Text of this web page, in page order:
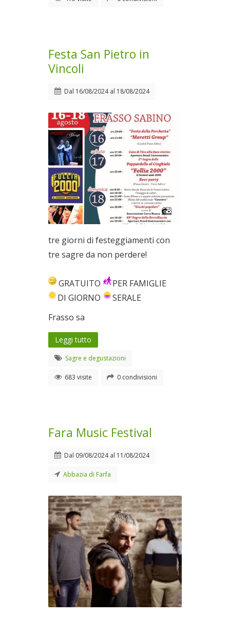
Festa San Pietro in
Vincoli
Dal 16/08/2024al 18/08/2024
tre giorni di festeggiamenti con
tre sagre da non perdere!
GRATUITO
PER FAMIGLIE
DI GIORNO
SERALE
Frasso sa
Leggi tutto
Sagre e degustazioni
683 visite 0 condivisioni
Fara Music Festival
Dal 09/08/2024al 11/08/2024
Abbazia di Farfa